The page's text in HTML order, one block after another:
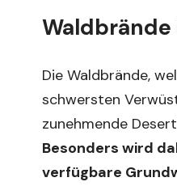
Die Waldbrände,
schwersten
zunehmende
Besonders wird
verfügbare